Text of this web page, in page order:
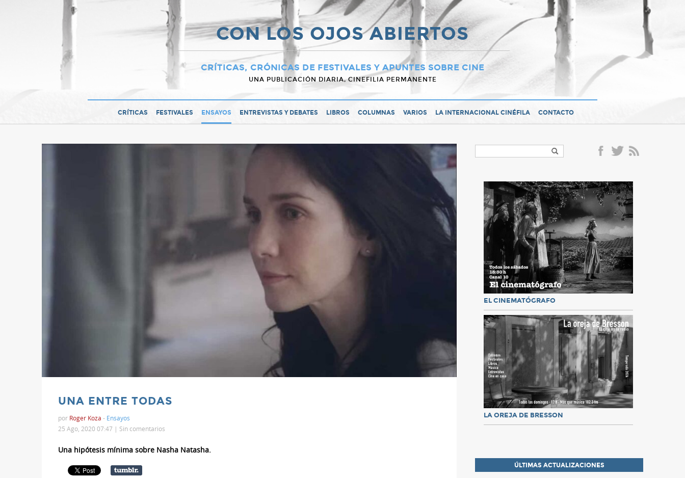
CON LOS OJOS ABIERTOS
CRÍTICAS, CRÓNICAS DE FESTIVALES Y APUNTES SOBRE CINE
UNA PUBLICACIÓN DIARIA, CINEFILIA PERMANENTE
CRÍTICAS FESTIVALES ENSAYOS ENTREVISTAS Y DEBATES LIBROS COLUMNAS VARIOS LA INTERNACIONAL CINÉFILA CONTACTO
UNA ENTRE TODAS
por Roger Koza - Ensayos
25 Ago, 2020 07:47 | Sin comentarios
Una hipótesis mínima sobre Nasha Natasha.
EL CINEMATÓGRAFO
LA OREJA DE BRESSON
ÚLTIMAS ACTUALIZACIONES